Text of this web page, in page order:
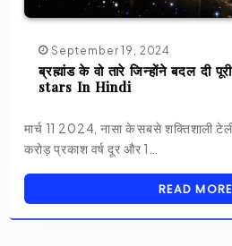
September 19, 2024
ब्रह्मांड के वो तारे जिन्होंने बदल दी
stars In Hindi
मार्च 11 2024, नासा के सबसे शक्तिशाली
करोड़ प्रकाश वर्ष दूर और 1…
READ